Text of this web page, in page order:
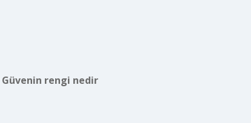
Güvenin rengi nedir